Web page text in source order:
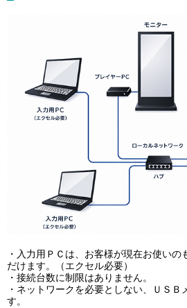
・入力用ＰＣは、お客様が現在お使い
だけます。（エクセル必要）
・接続台数に制限はありません。
・ネットワークを必要としない、ＵＳ
す。